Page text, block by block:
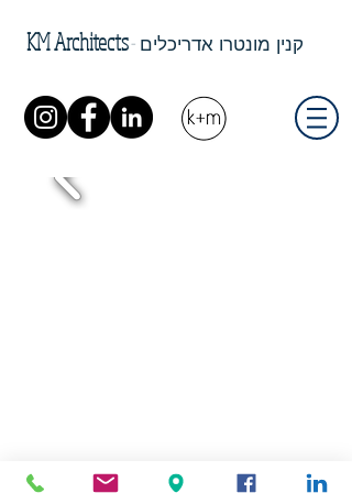
KM Architects- קנין מונטרו אדריכלים